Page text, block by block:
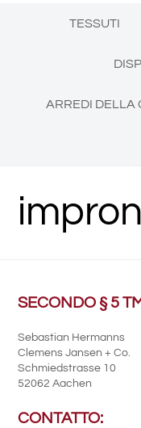
TESSUTI
ARREDI DELLA
SECONDO § 5
Sebastian Hermanns
Clemens Jansen + Co.
Schmiedstrasse 10
52062 Aachen
CONTATTO: